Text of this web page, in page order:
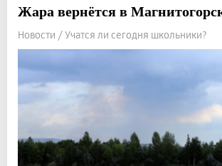
Жара вернётся в
Новости / Учатся ли сегодня школьники?